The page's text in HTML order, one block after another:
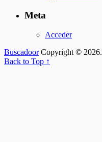
Meta
Acceder
BuscadoorCopyright © 2026.
Back to Top ↑